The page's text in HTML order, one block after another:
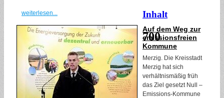
weiterlesen...
Auf dem Weg zur
emissionsfreien
Kommune
Merzig. Die Kreisstadt
Merzig hat sich
verhältnismäßig früh
das Ziel gesetzt Null –
Emissions-Kommune
Inhalt
700